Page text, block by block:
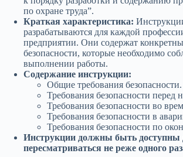
по охране труда”.
Краткая характеристика:
разрабатываются для каждой
предприятии. Они содержат
безопасности, которые необходимо
выполнении работы.
Содержание инструкции:
Общие требования безопасности.
Требования безопасности перед
Требования безопасности во
Требования безопасности в
Требования безопасности по
Инструкции должны быть доступны
пересматриваться не реже одного